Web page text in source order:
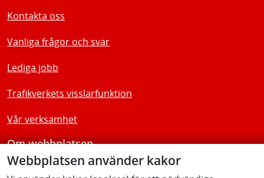
Webbplatsen använder kakor
Kontakta oss
Vanliga frågor och svar
Lediga jobb
Trafikverkets visslarfunktion
Vår verksamhet
Om webbplatsen
Tillgänglighetsredogörelse